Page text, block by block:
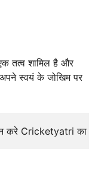
तत्व शामिल है और
स्वयं के जोखिम पर
करे Cricketyatri